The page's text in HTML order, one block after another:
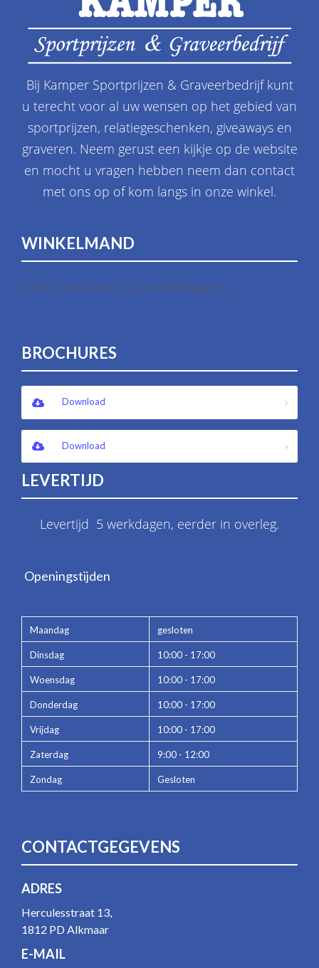
Bij Kamper Sportprijzen & Graveerbedrijf kunt
u terecht voor al uw wensen op het gebied van
sportprijzen, relatiegeschenken, giveaways en
graveren. Neem gerust een kijkje op de website
en mocht u vragen hebben neem dan contact
met ons op of kom langs in onze winkel.
WINKELMAND
Geen producten in je winkelwagen.
BROCHURES
Download
Download
LEVERTIJD
Levertijd 5 werkdagen, eerder in overleg.
Openingstijden
Maandag gesloten
Dinsdag 10:00 - 17:00
Woensdag 10:00 - 17:00
Donderdag 10:00 - 17:00
Vrijdag 10:00 - 17:00
Zaterdag 9:00 - 12:00
Zondag Gesloten
CONTACTGEGEVENS
ADRES
Herculesstraat 13,
1812 PD Alkmaar
E-MAIL